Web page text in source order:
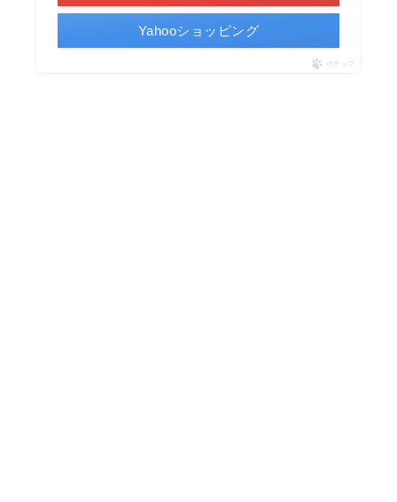
Yahooショッピング
ポチップ